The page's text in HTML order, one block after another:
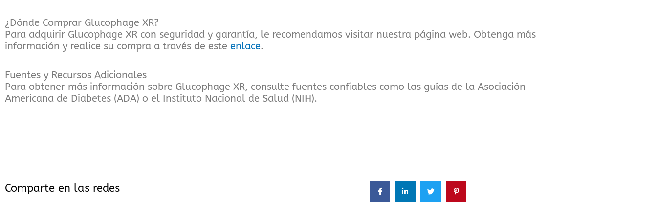
¿Dónde Comprar Glucophage XR?
Para adquirir Glucophage XR con seguridad y garantía, le recomendamos visitar nuestra página web. Obtenga más
información y realice su compra a través de este enlace.
Fuentes y Recursos Adicionales
Para obtener más información sobre Glucophage XR, consulte fuentes confiables como las guías de la Asociación
Americana de Diabetes (ADA) o el Instituto Nacional de Salud (NIH).
Comparte en las redes